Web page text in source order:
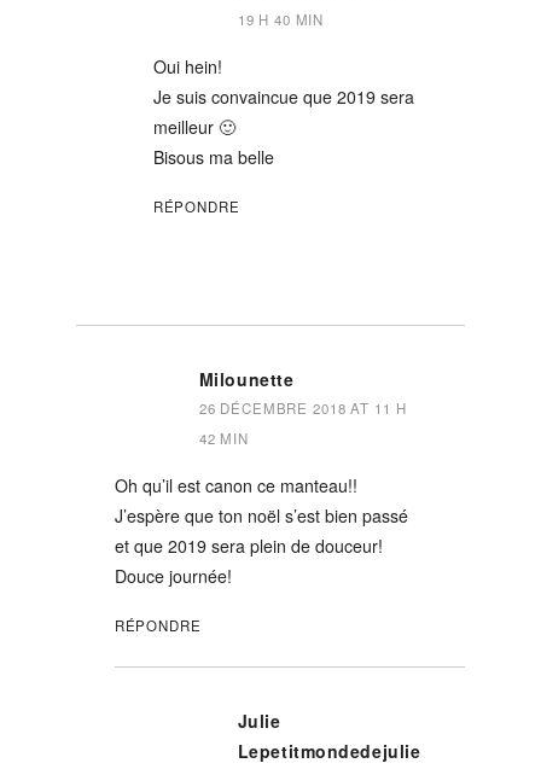
19 H 40 MIN
Oui hein!
Je suis convaincue que 2019 sera
meilleur 🙂
Bisous ma belle
RÉPONDRE
Milounette
26 DÉCEMBRE 2018 AT 11 H
42 MIN
Oh qu’il est canon ce manteau!!
J’espère que ton noël s’est bien passé
et que 2019 sera plein de douceur!
Douce journée!
RÉPONDRE
Julie
Lepetitmondedejulie